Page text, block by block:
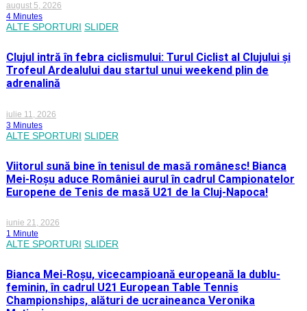
august 5, 2026
4 Minutes
ALTE SPORTURI SLIDER
Clujul intră în febra ciclismului: Turul Ciclist al Clujului și
Trofeul Ardealului dau startul unui weekend plin de
adrenalină
iulie 11, 2026
3 Minutes
ALTE SPORTURI SLIDER
Viitorul sună bine în tenisul de masă românesc! Bianca
Mei-Roșu aduce României aurul în cadrul Campionatelor
Europene de Tenis de masă U21 de la Cluj-Napoca!
iunie 21, 2026
1 Minute
ALTE SPORTURI SLIDER
Bianca Mei-Roșu, vicecampioană europeană la dublu-
feminin, în cadrul U21 European Table Tennis
Championships, alături de ucraineanca Veronika